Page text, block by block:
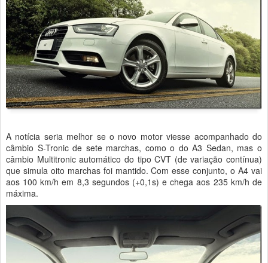
A notícia seria melhor se o novo motor viesse acompanhado do
câmbio S-Tronic de sete marchas, como o do A3 Sedan, mas o
câmbio Multitronic automático do tipo CVT (de variação contínua)
que simula oito marchas foi mantido. Com esse conjunto, o A4 vai
aos 100 km/h em 8,3 segundos (+0,1s) e chega aos 235 km/h de
máxima.